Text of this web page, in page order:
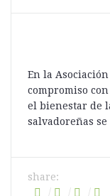
En la Asociación
compromiso
el bienestar de
salvadoreñas
share: